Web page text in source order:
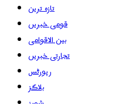
تازہ ترین
قومی خبریں
بین الاقوامی
تجارتی خبریں
رپورٹس
بلاگز